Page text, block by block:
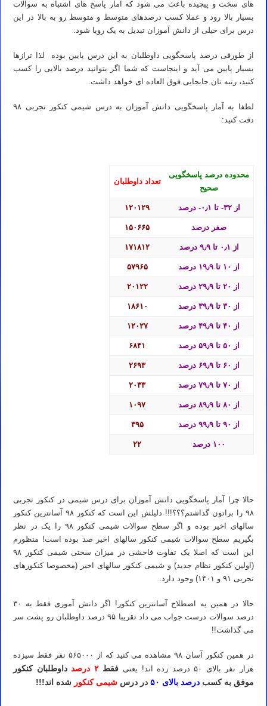
های سخت و پیچیده باعث می شود که آمار پاسخ های اشتباه به سوالات
بسیار بالا رود و عملا کسب درصدهای متوسط و متوسط رو به بالا در این
درس برای خیلی از دانش آموزان تبدیل به یک رویا شود.
از طورفی درصد پاسخگویی داوطلبان به این درس پایین بوده لذا ترازها
بسیار پایین می آید و اینجاست که شما اگر بتوانید درصد بالایی را کسب
کنید، رتبه تان جابجایی فوق العاده ای خواهد داشت.
لطفا به آمار پاسخگویی دانش آموزان به درس شیمی کنکور تجربی ۹۸
دقت کنید:
محدوده درصد پاسخگویی
صحیح
تعداد داوطلبان
از ۳۲- تا ۰٫۱- درصد ۱۲۰۱۲۹
صفر درصد ۱۵۰۶۶۵
از ۰٫۱ تا ۹٫۹ درصد ۱۷۱۸۱۲
از ۱۰ تا ۱۹٫۹ درصد ۵۷۹۶۵
از ۲۰ تا ۲۹٫۹ درصد ۲۰۱۲۲
از ۳۰ تا ۳۹٫۹ درصد ۱۸۶۱۰
از ۴۰ تا ۴۹٫۹ درصد ۱۲۰۲۷
از ۵۰ تا ۵۹٫۹ درصد ۶۸۴۱
از ۶۰ تا ۶۹٫۹ درصد ۲۶۹۳
از ۷۰ تا ۷۹٫۹ درصد ۲۰۳۳
از ۸۰ تا ۸۹٫۹ درصد ۱۰۹۷
از ۹۰ تا ۹۹٫۹ درصد ۳۹۵
۱۰۰ درصد ۲۲
حالا چرا آمار پاسخگویی دانش آموزان برای درس شیمی در کنکور تجربی
۹۸ را براتون گذاشتم؟؟؟!!! دلیلش این است که کنکور ۹۸ آسانترین کنکور
سالهای اخیر بوده و اگر سطح سوالات شیمی کنکور ۹۸ را یک در نظر
بگیریم سطح سوالات شیمی کنکور سالهای اخیر صد بوده است! منظورم
این است که اصلا یک تفاوت فاحشی در میزان سختی شیمی کنکور ۹۸
(اولین کنکور نظام جدید) و شیمی کنکور سالهای اخیر (مخصوصا کنکورهای
تجربی ۹۱ و ۱۴۰۱) وجود دارد.
حالا در همین یه اصطلاح آسانترین کنکور! اگر دانش آموزی فقط به ۳۰
درصد سوالات درست جواب می داد تقریبا ۹۵ درصد داوطلبان رو پشت سر
می گذاشت!!
در همین کنکور آسان ۹۸ مشاهده می کنید که از ۵۶۵۰۰۰ نفر فقط سیزده
هزار نفر بالای ۵۰ درصد زده اند! یعنی
فقط۲ درصد
داوطلبان کنکور
موفق به کسبدرصد بالای ۵۰ در درسشیمی کنکور شده اند!!!